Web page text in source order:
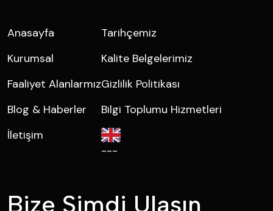
Anasayfa
Kurumsal
Faaliyet Alanlarmız
Blog & Haberler
İletişim
Tarihçemiz
Kalite Belgelerimiz
Gizlilik Politikası
Bilgi Toplumu Hizmetleri
---
Bize Şimdi Ulaşın